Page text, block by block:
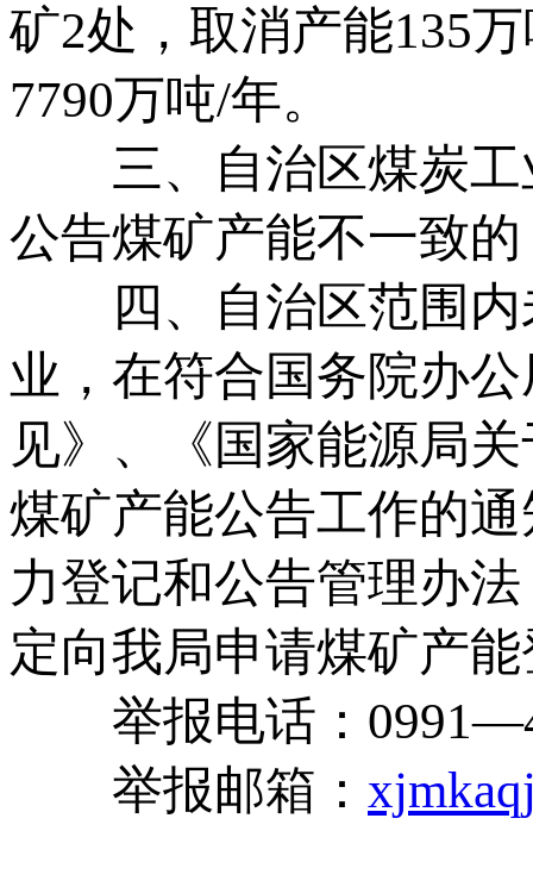
矿2处，取消产能135
7790万吨/年。
三、自治区煤炭工
公告煤矿产能不一致
四、自治区范围内
业，在符合国务院办
见》、《国家能源局
煤矿产能公告工作的
力登记和公告管理办
定向我局申请煤矿产
举报电话：
举报邮箱：